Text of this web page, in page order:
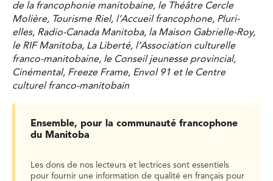
de la francophonie manitobaine, le Théâtre Cercle
Molière, Tourisme Riel, l’Accueil francophone, Pluri-
elles, Radio-Canada Manitoba, la Maison Gabrielle-Roy,
le RIF Manitoba, La Liberté, l’Association culturelle
franco-manitobaine, le Conseil jeunesse provincial,
Cinémental, Freeze Frame, Envol 91 et le Centre
culturel franco-manitobain
Ensemble, pour la communauté francophone
du Manitoba
Les dons de nos lecteurs et lectrices sont essentiels
pour fournir une information de qualité en français pour